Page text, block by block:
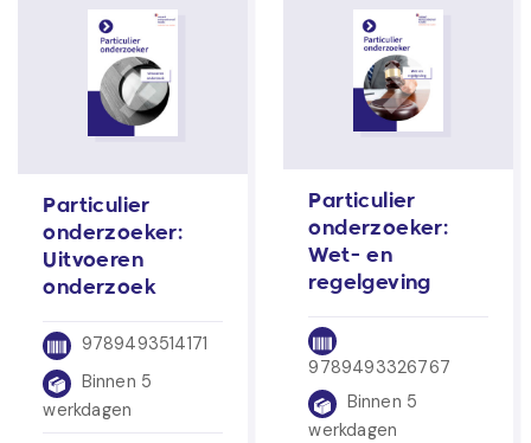
Particulier
onderzoeker:
Uitvoeren
onderzoek
9789493514171
Binnen 5
werkdagen
Particulier
onderzoeker:
Wet- en
regelgeving
9789493326767
Binnen 5
werkdagen